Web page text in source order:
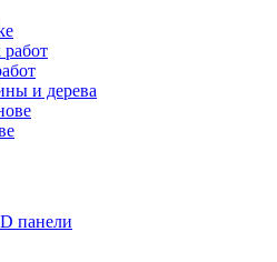
и дерева
панели